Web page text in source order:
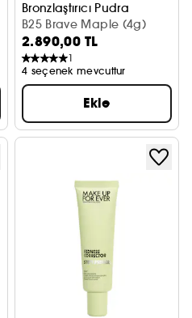
Bronzlaştırıcı Pudra
B25 Brave Maple (4g)
2.890,00 TL
1
4 seçenek mevcuttur
Ekle